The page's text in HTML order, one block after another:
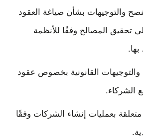
والتوجيهات بشأن صياغة العقود
تحقيق المصالح وفقًا للأنظمة
والتوجيهات القانونية بخصوص عقود
الشركاء.
متعلقة بعمليات إنشاء الشركات وفقًا